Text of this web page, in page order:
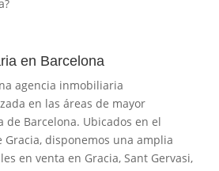
en Barcelona
agencia inmobiliaria
en las áreas de mayor
de Barcelona. Ubicados en el
Gracia, disponemos una amplia
en venta en Gracia, Sant Gervasi,